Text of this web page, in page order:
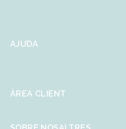
AJUDA
ÀREA CLIENT